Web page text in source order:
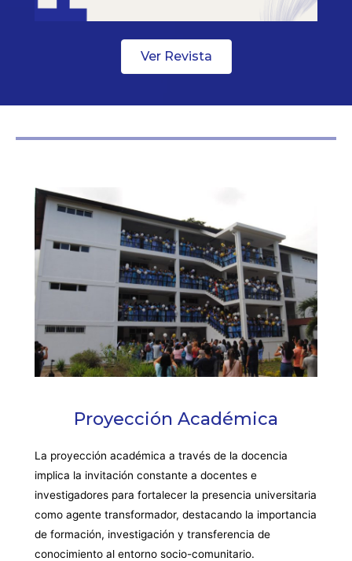
Ver Revista
Proyección Académica
La proyección académica a través de la docencia
implica la invitación constante a docentes e
investigadores para fortalecer la presencia universitaria
como agente transformador, destacando la importancia
de formación, investigación y transferencia de
conocimiento al entorno socio-comunitario.